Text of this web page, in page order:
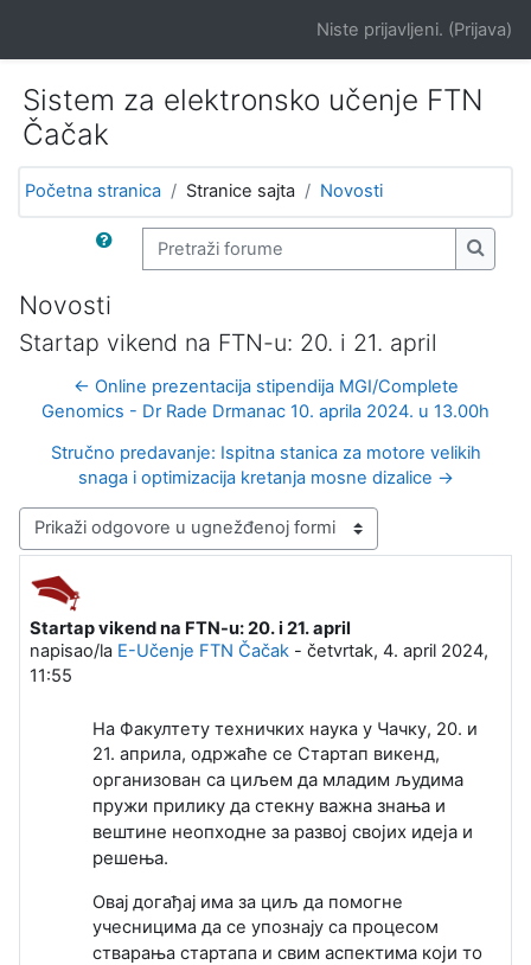
Niste prijavljeni. (Prijava)
Sistem za elektronsko učenje FTN
Čačak
Početna stranica Stranice sajta Novosti
Pretraži forume
Novosti
Startap vikend na FTN-u: 20. i 21. april
← Online prezentacija stipendija MGI/Complete
Genomics - Dr Rade Drmanac 10. aprila 2024. u 13.00h
Stručno predavanje: Ispitna stanica za motore velikih
snaga i optimizacija kretanja mosne dizalice →
Način prikazivanja
Startap vikend na FTN-u: 20. i 21. april
napisao/la E-Učenje FTN Čačak - četvrtak, 4. april 2024,
11:55
Broj odgovora: 0
На Факултету техничких наука у Чачку, 20. и
21. априла, одржаће се Стартап викенд,
организован са циљем да младим људима
пружи прилику да стекну важна знања и
вештине неопходне за развој својих идеја и
решења.
Овај догађај има за циљ да помогне
учесницима да се упознају са процесом
стварања стартапа и свим аспектима који то